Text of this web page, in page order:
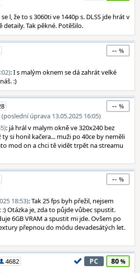
l, že to s 3060ti ve 1440p s. DLSS jde hrát v
Tak pěkné. Potěšilo.
--
: I s malým oknem se dá zahrát velké
:)
(poslední úprava 13.05.2025 16:05)
--
: já hrál v malym okně ve 320x240 bez
si honil kačera... muži po 40ce by neměli
mod on a chci tě vidět trpět na streamu
--
18:53): Tak 25 fps byh přežil, nejsem
Otázka je, zda to půjde vůbec spustit.
6GB VRAM a spustit mi jde. Ovšem po
přepnou do módu devadesátých let.
4682
PC 80